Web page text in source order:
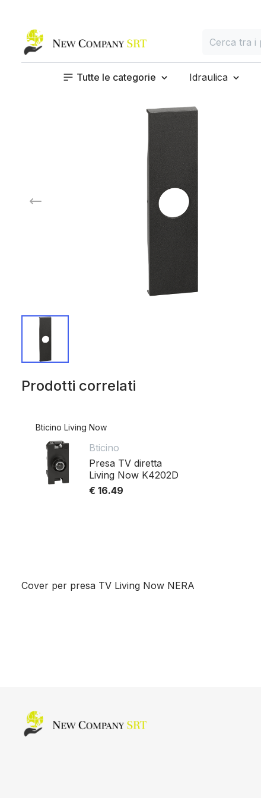
Home page
Tutte le categorie Idraulica
Prodotti correlati
Bticino Living Now
Bticino
Presa TV diretta
Living Now K4202D
€ 16.49
Cover per presa TV Living Now NERA
Home page